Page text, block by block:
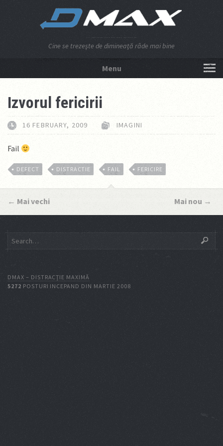
Cine se trezeşte de dimineaţă râde mai bine
Menu
Izvorul fericirii
16 FEBRUARY, 2009 IMAGINI
Fail
DEFECT DISTRACTIE FAIL FERICIRE
← Mai vechi Mai nou →
DMAX – DISTRACŢIE MAXIMĂ
5272 POSTURI INCEPAND DIN MARTIE 2008